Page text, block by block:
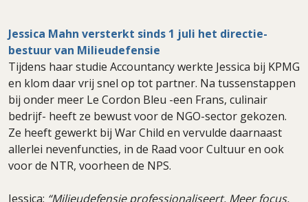
Jessica Mahn versterkt sinds 1 juli het directie-
bestuur van Milieudefensie
Tijdens haar studie Accountancy werkte Jessica bij KPMG
en klom daar vrij snel op tot partner. Na tussenstappen
bij onder meer Le Cordon Bleu -een Frans, culinair
bedrijf- heeft ze bewust voor de NGO-sector gekozen.
Ze heeft gewerkt bij War Child en vervulde daarnaast
allerlei nevenfuncties, in de Raad voor Cultuur en ook
voor de NTR, voorheen de NPS.
Jessica: “Milieudefensie professionaliseert. Meer focus,